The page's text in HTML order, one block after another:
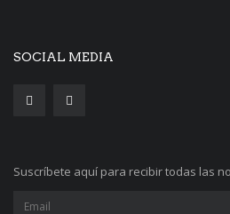
SOCIAL MEDIA
Suscríbete aquí para recibir todas las